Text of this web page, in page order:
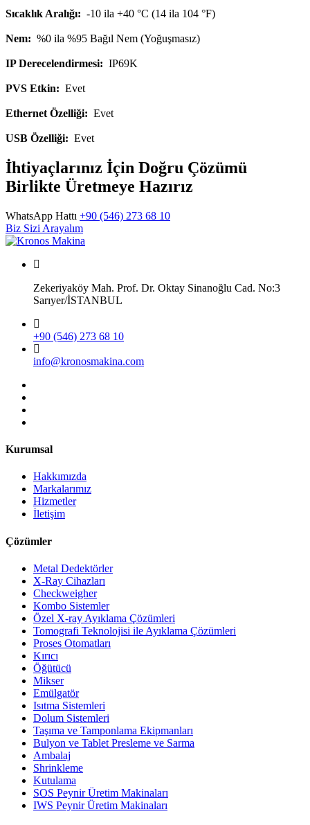
Sıcaklık Aralığı: -10 ila +40 °C (14 ila 104 °F)
Nem: %0 ila %95 Bağıl Nem (Yoğuşmasız)
IP Derecelendirmesi: IP69K
PVS Etkin: Evet
Ethernet Özelliği: Evet
USB Özelliği: Evet
İhtiyaçlarınız İçin Doğru Çözümü
Birlikte Üretmeye Hazırız
WhatsApp Hattı +90 (546) 273 68 10
Biz Sizi Arayalım
Zekeriyaköy Mah. Prof. Dr. Oktay Sinanoğlu Cad. No:3
Sarıyer/İSTANBUL
+90 (546) 273 68 10
info@kronosmakina.com
Kurumsal
Hakkımızda
Markalarımız
Hizmetler
İletişim
Çözümler
Metal Dedektörler
X-Ray Cihazları
Checkweigher
Kombo Sistemler
Özel X-ray Ayıklama Çözümleri
Tomografi Teknolojisi ile Ayıklama Çözümleri
Proses Otomatları
Kırıcı
Öğütücü
Mikser
Emülgatör
Isıtma Sistemleri
Dolum Sistemleri
Taşıma ve Tamponlama Ekipmanları
Bulyon ve Tablet Presleme ve Sarma
Ambalaj
Shrinkleme
Kutulama
SOS Peynir Üretim Makinaları
IWS Peynir Üretim Makinaları